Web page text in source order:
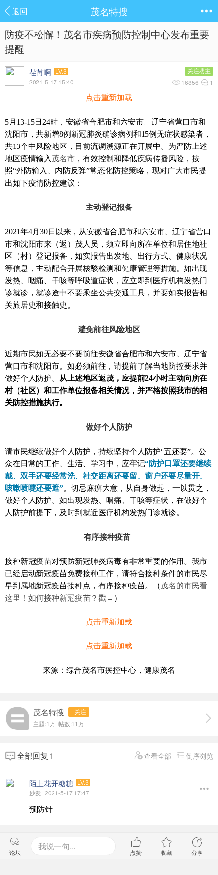
返回 茂名特搜
防疫不松懈！茂名市疾病预防控制中心发布重要
提醒
荏苒啊 LV.3
2021-5-17 15:40
关注楼主
16856
1
点击重新加载
5月13-15日24时，安徽省合肥市和六安市、辽宁省营口市和
沈阳市，共新增8例新冠肺炎确诊病例和15例无症状感染者，
共13个中风险地区，目前流调溯源正在开展中。为严防上述
地区疫情输入 茂名市，有效控制和降低疾病传播风险，按
照“外防输入、内防反弹”常态化防控策略，现对广大市民提
出如下疫情防控建议：
主动登记报备
2021年4月30日以来，从安徽省合肥市和六安市、辽宁省营口
市和沈阳市来（返）茂人员，须立即向所在单位和居住地社
区（村）登记报备，如实报告出发地、出行方式、健康状况
等信息，主动配合开展核酸检测和健康管理等措施。如出现
发热、咽痛、干咳等呼吸道症状，应立即到医疗机构发热门
诊就诊，就诊途中不要乘坐公共交通工具，并要如实报告相
关旅居史和接触史。
避免前往风险地区
近期市民如无必要不要前往安徽省合肥市和六安市、辽宁省
营口市和沈阳市。如必须前往，请提前了解当地防控要求并
做好个人防护。
从上述地区返茂，应提前24小时主动向所在
村（社区）和工作单位报备相关情况，并严格按照我市的相
关防控措施执行。
做好个人防护
请市民继续做好个人防护，持续坚持个人防护“五还要”。公
众在日常的工作、生活、学习中，应牢记“防护口罩还要继续
戴、双手还要经常洗、社交距离还要留、窗户还要尽量开、
咳嗽喷嚏还要遮”。切忌麻痹大意，从自身做起，一以贯之，
做好个人防护。如出现发热、咽痛、干咳等症状，在做好个
人防护前提下，及时到就近医疗机构发热门诊就诊。
有序接种疫苗
接种新冠疫苗对预防新冠肺炎病毒有非常重要的作用。我市
已经启动新冠疫苗免费接种工作，请符合接种条件的市民尽
早到属地新冠疫苗接种点，有序接种疫苗。（茂名的市民看
这里！如何接种新冠疫苗？戳→ ）
点击重新加载
点击重新加载
来源：综合茂名市疾控中心，健康茂名
茂名特搜
+关注
主题:1万 帖数:11万
全部回复 1 查看全部 倒序浏览
陌上花开糖糖 LV.3
沙发 2021-5-17 17:47
预防针
论坛
我说一句...
点赞 收藏 分享